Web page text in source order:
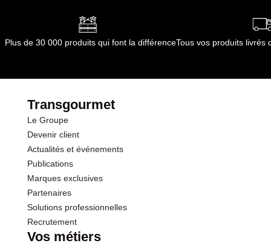
Glucides
Sel
Conformément aux informations transmises
par le(s) fournisseur(s) de Transgourmet
Plus de 30 000 produits qui font la différenceTous vos produits livrés
Transgourmet
Le Groupe
Devenir client
Actualités et événements
Publications
Marques exclusives
Partenaires
Solutions professionnelles
Recrutement
Vos métiers